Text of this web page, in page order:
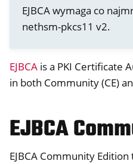
navigation of NitroPad,
navigation of NitroPhone,
navigation of NetHSM
EJBCA wymaga co
nethsm-pkcs11 v2.
EJBCA is a PKI Certificate
in both Community (CE)
EJBCA
EJBCA Community